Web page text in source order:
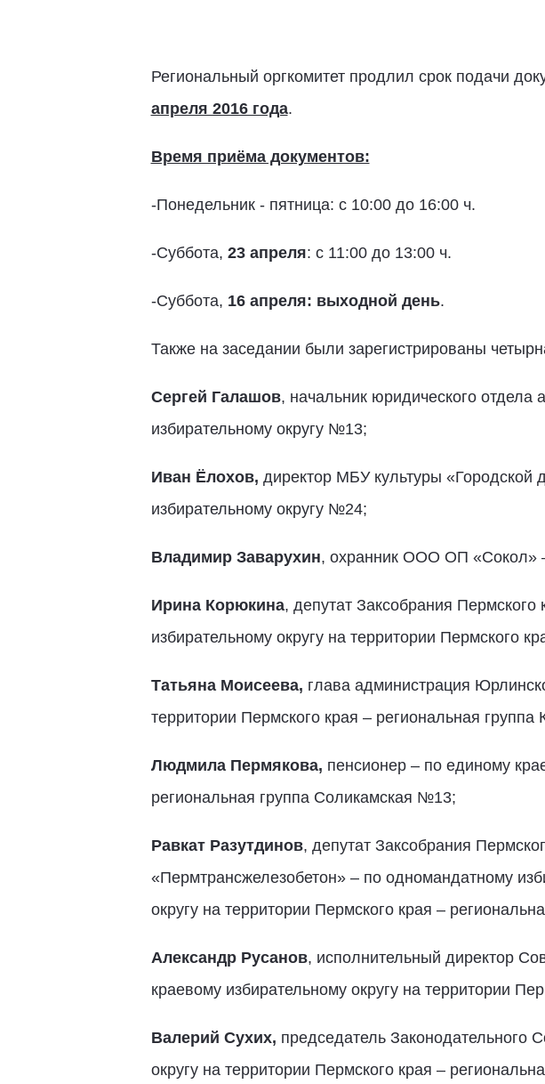
Региональный оргкомитет продлил срок подачи
апреля 2016 года.
Время приёма документов:
-Понедельник - пятница: с 10:00 до 16:00 ч.
-Суббота, 23 апреля: с 11:00 до 13:00 ч.
-Суббота, 16 апреля: выходной день.
Также на заседании были зарегистрированы
Сергей Галашов, начальник юридического
избирательному округу №13;
Иван Ёлохов, директор МБУ культуры «Городской
избирательному округу №24;
Владимир Заварухин, охранник ООО ОП «Сокол»
Ирина Корюкина, депутат Заксобрания
избирательному округу на территории Пермского
Татьяна Моисеева, глава администрация
территории Пермского края – региональная
Людмила Пермякова, пенсионер – по единому
региональная группа Соликамская №13;
Равкат Разутдинов, депутат Заксобрания
«Пермтрансжелезобетон» – по одномандатному
округу на территории Пермского края –
Александр Русанов, исполнительный директор
краевому избирательному округу на территории
Валерий Сухих, председатель Законодательного
округу на территории Пермского края –